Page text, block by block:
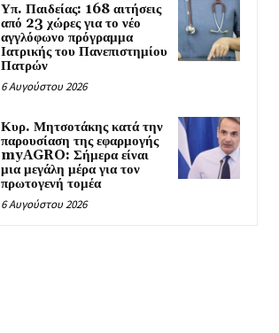
Υπ. Παιδείας: 168 αιτήσεις
από 23 χώρες για το νέο
αγγλόφωνο πρόγραμμα
Ιατρικής του Πανεπιστημίου
Πατρών
6 Αυγούστου 2026
Κυρ. Μητσοτάκης κατά την
παρουσίαση της εφαρμογής
myAGRO: Σήμερα είναι
μια μεγάλη μέρα για τον
πρωτογενή τομέα
6 Αυγούστου 2026